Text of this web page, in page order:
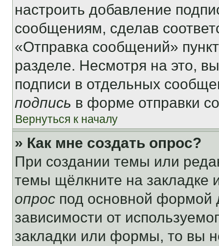
настроить добавление
сообщениям, сделав
«Отправка сообщений»
разделе. Несмотря на это,
подписи в отдельных
подпись в форме отправки
Вернуться к началу
» Как мне создать опрос?
При создании темы или
темы щёлкните на
опрос под основной формой
зависимости от
закладки или формы, то вы